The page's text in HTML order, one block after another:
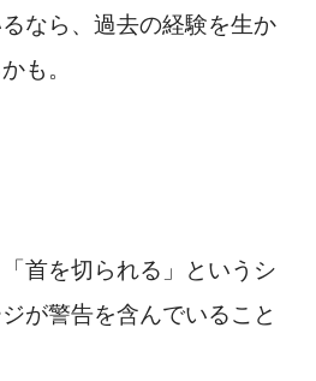
なら、過去の経験を生か
も。
首を切られる」というシ
が警告を含んでいること